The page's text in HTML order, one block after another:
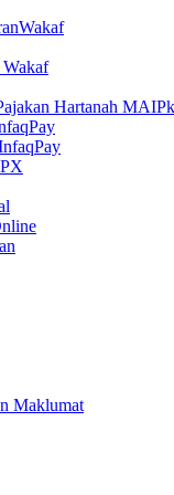
Wakaf
Hartanah MAIPk
Maklumat